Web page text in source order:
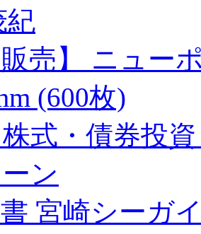
紀
販売】 ニュー
(600枚)
式・債券投
ン
宮崎シーガ